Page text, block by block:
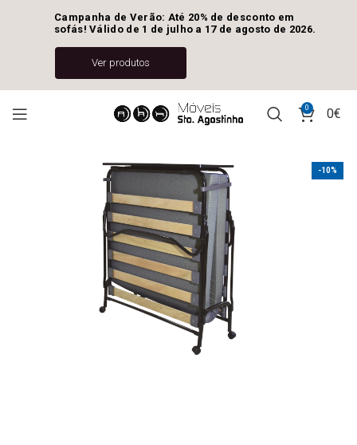
0 0€
-10%
Campanha de Verão: Até 20% de desconto em
sofás! Válido de 1 de julho a 17 de agosto de 2026.
Ver produtos